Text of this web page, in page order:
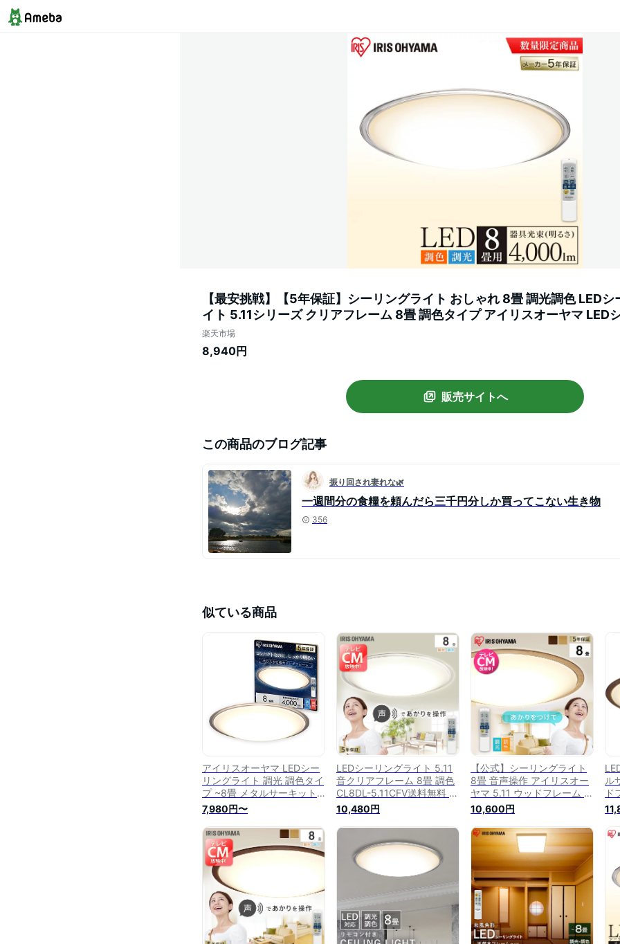
【最安挑戦】【5年保証】シーリングライト おしゃれ 8畳 調光調色 LEDシ
イト 5.11シリーズ クリアフレーム 8畳 調色タイプ アイリスオーヤマ LED
ライト メタルサーキットシリーズ クリアフレーム 調色 調光天井照明 取り
CL8DL-5.1CF あす楽
楽天市場
8,940円
販売サイトへ
この商品のブログ記事
振り回され妻れな🌿
一週間分の食糧を頼んだら三千円分しか買ってこない生き物
356
似ている商品
アイリスオーヤマ LEDシー
リングライト 調光 調色タイ
プ ~8畳 メタルサーキット
シリーズ クリアフレーム
CL8DL-5.1CF
7,980円〜
LEDシーリングライト 5.11
音クリアフレーム 8畳 調色
CL8DL-5.11CFV送料無料 シ
ーリングライト シーリング
ライト メタルサーキットシ
リーズ LED 調光 調色 メタ
ルサーキット 電気 節電 音
声 声で操作 アイリスオーヤ
10,480円
【公式】シーリングライト
8畳 音声操作 アイリスオー
ヤマ 5.11 ウッドフレーム 調
色 CL8DL-5.11WFV-U 送料
無料 シーリング ライト メ
タルサーキットシリーズ
LED 調光 調色 メタルサーキ
ット 声操作5年保証
10,600円
ル
ド
ッ
高